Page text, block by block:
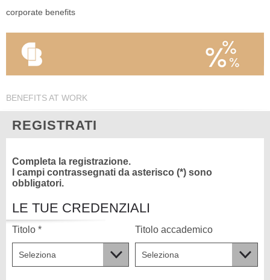
corporate benefits
BENEFITS AT WORK
REGISTRATI
Completa la registrazione.
I campi contrassegnati da asterisco (*) sono
obbligatori.
LE TUE CREDENZIALI
Titolo * Titolo accademico